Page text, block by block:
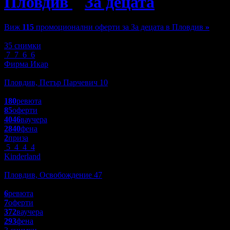
Виж 115 промоционални оферти за За децата в Пловдив »
35 снимки
7 7 6 6
Фирма Икар
Пловдив, Петър Парчевич 10
180ревюта
85оферти
4046ваучера
2840фена
2приза
5 4 4 4
Kinderland
Пловдив, Освобождение 47
6ревюта
7оферти
372ваучера
293фена